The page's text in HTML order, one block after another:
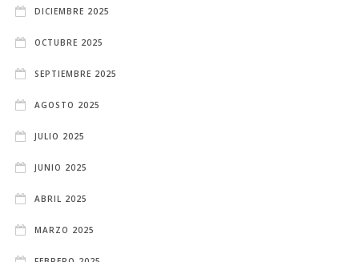
DICIEMBRE 2025
OCTUBRE 2025
SEPTIEMBRE 2025
AGOSTO 2025
JULIO 2025
JUNIO 2025
ABRIL 2025
MARZO 2025